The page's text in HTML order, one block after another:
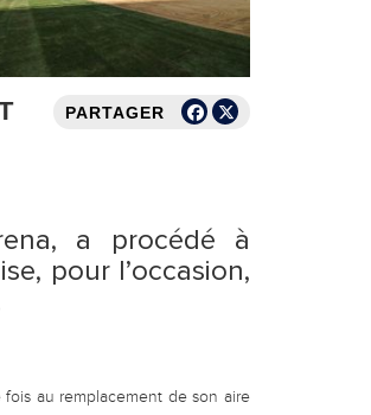
PARTAGER
a procédé à
pour l’occasion,
au remplacement de son aire